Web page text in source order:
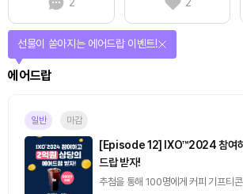
퀴즈
퀴즈풀고 선물 받자!
진행중
[토큰포스트] 기사 퀴즈 657회차
2026.08.06 (목) ~ 2026.08.07 (금)